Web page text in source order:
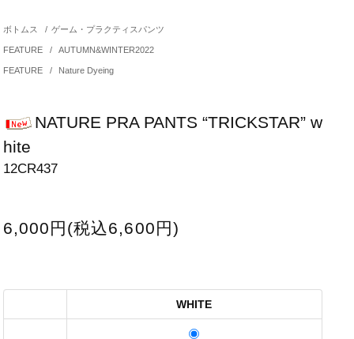
ボトムス / ゲーム・プラクティスパンツ
FEATURE / AUTUMN&WINTER2022
FEATURE / Nature Dyeing
NATURE PRA PANTS “TRICKSTAR” w
hite
12CR437
6,000円(税込6,600円)
WHITE